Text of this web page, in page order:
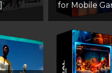
for Mobile